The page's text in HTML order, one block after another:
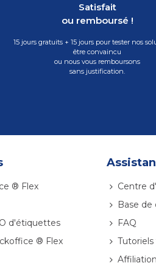
Satisfait
ou remboursé !
15 jours gratuits + 15 jours pour tester nos
être convaincu
ou nous vous remboursons
sans justification.
® Flex
d'étiquettes
® Flex
Centre
Base de
FAQ
Tutoriels
Affiliation